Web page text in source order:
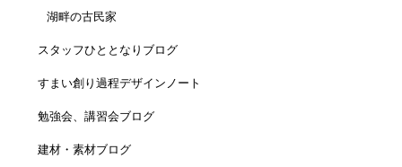
湖畔の古民家
スタッフひととなりブログ
すまい創り過程デザインノート
勉強会、講習会ブログ
建材・素材ブログ